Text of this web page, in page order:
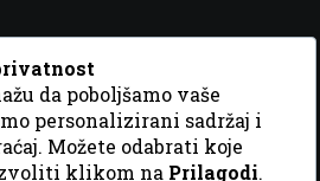
Dizajn GordonDM
da poboljšamo vaše
personalizirani sadržaj i
Možete odabrati koje
klikom na Prilagodi.